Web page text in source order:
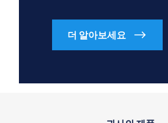
더 알아보세요